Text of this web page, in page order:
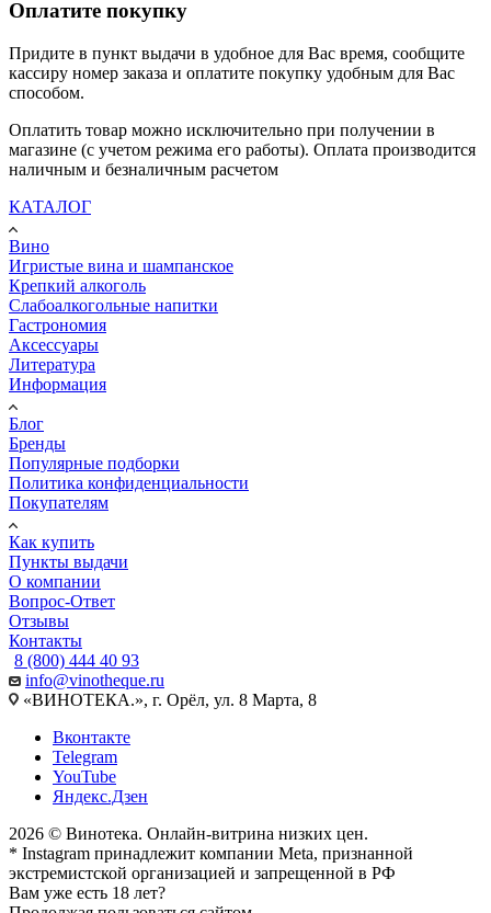
Оплатите покупку
Придите в пункт выдачи в удобное для Вас время, сообщите
кассиру номер заказа и оплатите покупку удобным для Вас
способом.
Оплатить товар можно исключительно при получении в
магазине (с учетом режима его работы). Оплата производится
наличным и безналичным расчетом
КАТАЛОГ
Вино
Игристые вина и шампанское
Крепкий алкоголь
Слабоалкогольные напитки
Гастрономия
Аксессуары
Литература
Информация
Блог
Бренды
Популярные подборки
Политика конфиденциальности
Покупателям
Как купить
Пункты выдачи
О компании
Вопрос-Ответ
Отзывы
Контакты
8 (800) 444 40 93
info@vinotheque.ru
«ВИНОТЕКА.», г. Орёл, ул. 8 Марта, 8
Вконтакте
Telegram
YouTube
Яндекс.Дзен
2026 © Винотека. Онлайн-витрина низких цен.
* Instagram принадлежит компании Meta, признанной
экстремистской организацией и запрещенной в РФ
Вам уже есть 18 лет?